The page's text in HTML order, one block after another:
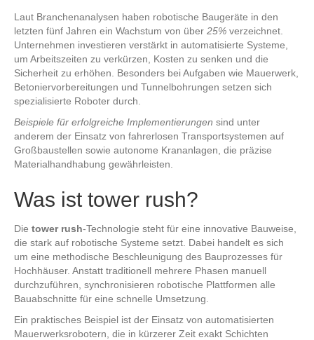
Laut Branchenanalysen haben robotische Baugeräte in den
letzten fünf Jahren ein Wachstum von über 25% verzeichnet.
Unternehmen investieren verstärkt in automatisierte Systeme,
um Arbeitszeiten zu verkürzen, Kosten zu senken und die
Sicherheit zu erhöhen. Besonders bei Aufgaben wie Mauerwerk,
Betoniervorbereitungen und Tunnelbohrungen setzen sich
spezialisierte Roboter durch.
Beispiele für erfolgreiche Implementierungen sind unter
anderem der Einsatz von fahrerlosen Transportsystemen auf
Großbaustellen sowie autonome Krananlagen, die präzise
Materialhandhabung gewährleisten.
Was ist tower rush?
Die tower rush-Technologie steht für eine innovative Bauweise,
die stark auf robotische Systeme setzt. Dabei handelt es sich
um eine methodische Beschleunigung des Bauprozesses für
Hochhäuser. Anstatt traditionell mehrere Phasen manuell
durchzuführen, synchronisieren robotische Plattformen alle
Bauabschnitte für eine schnelle Umsetzung.
Ein praktisches Beispiel ist der Einsatz von automatisierten
Mauerwerksrobotern, die in kürzerer Zeit exakt Schichten